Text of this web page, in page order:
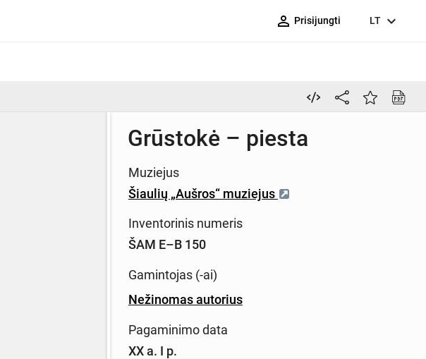
person_outline Prisijungti LT expand_more
Grūstokė – piesta
Muziejus
Šiaulių „Aušros“ muziejus
Inventorinis numeris
ŠAM E–B 150
Gamintojas (-ai)
Nežinomas autorius
Pagaminimo data
XX a. I p.